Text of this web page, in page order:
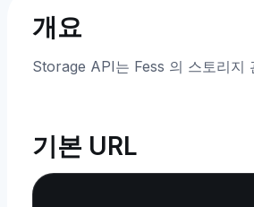
개요
Storage API는 Fess 의 스토리지
기본 URL